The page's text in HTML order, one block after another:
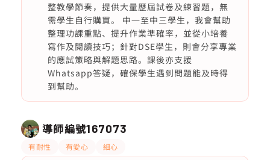
整教學節奏，提供大量歷屆試卷及練習題，無
需學生自行購買。 中一至中三學生，我會幫助
整理功課重點、提升作業準確率，並從小培養
寫作及閱讀技巧；針對DSE學生，則會分享專業
的應試策略與解題思路。課後亦支援
Whatsapp答疑，確保學生遇到問題能及時得
到幫助。
導師編號167073
有耐性 有愛心 細心